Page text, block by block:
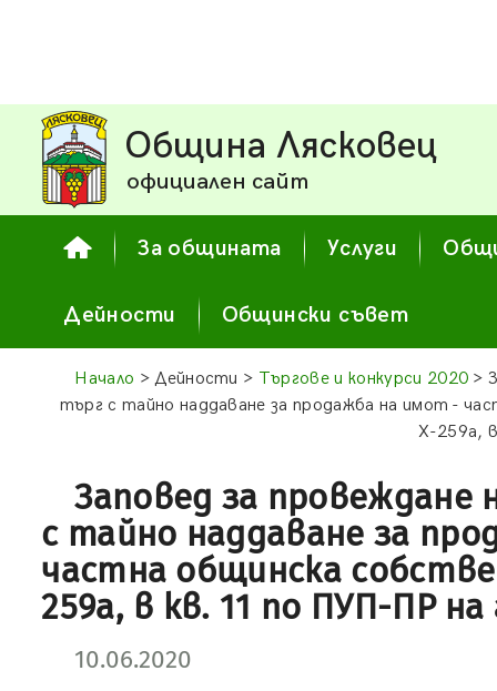
Община Лясковец
официален сайт
За общината Услуги
Дейности Общински съвет
Начало > Дейности > Търгове и конкурси 2020 >
търг с тайно наддаване за продажба на имот -
X-259а,
Заповед за провеждане
с тайно наддаване за
частна общинска
259а, в кв. 11 по ПУП-ПР на
10.06.2020